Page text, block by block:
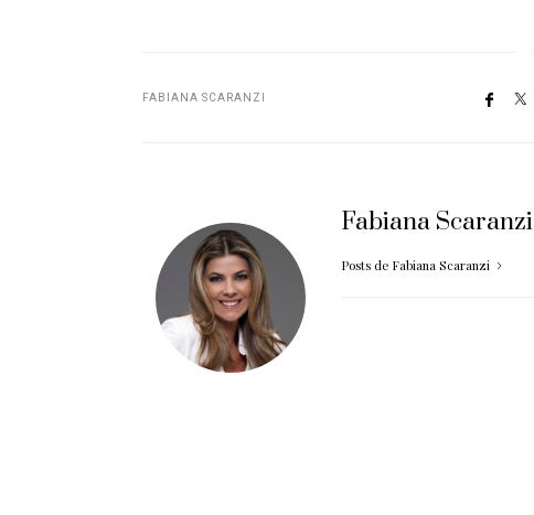
FABIANA SCARANZI
Fabiana Scaranzi
Posts de Fabiana Scaranzi